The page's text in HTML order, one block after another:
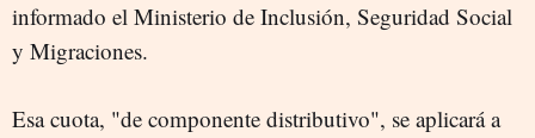
informado el Ministerio de Inclusión, Seguridad Social
y Migraciones.
Esa cuota, "de componente distributivo", se aplicará a